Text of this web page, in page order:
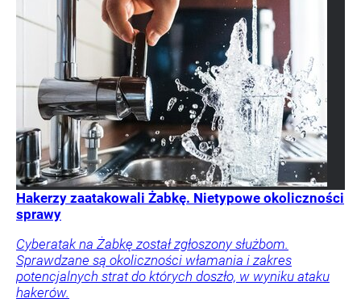
Hakerzy zaatakowali Żabkę. Nietypowe okoliczności
sprawy
Cyberatak na Żabkę został zgłoszony służbom.
Sprawdzane są okoliczności włamania i zakres
potencjalnych strat do których doszło, w wyniku ataku
hakerów.